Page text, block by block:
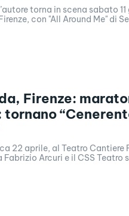
torna in scena sabato
con "All Around Me" di
Firenze:
22 aprile, al Teatro Cantiere
Arcuri e il CSS Teatro